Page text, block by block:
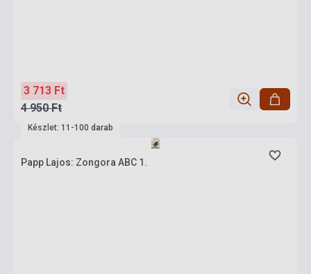
3 713 Ft
4 950 Ft
Készlet: 11-100 darab
Papp Lajos: Zongora ABC 1.